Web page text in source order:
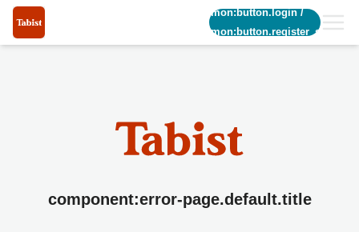
common:button.login/
common:button.register_short
component:error-page.default.title